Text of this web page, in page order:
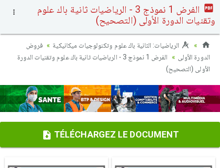
الفرض 1 نموذج 3 - الرياضيات ثانية باك علوم
وتقنيات الدورة الأولى (التصحيح)
الرياضيات: الثانية باك علوم وتكنولوجيات ميكانيكية
فروض
الدورة الأولى
الفرض 1 نموذج 3 - الرياضيات ثانية باك علوم وتقنيات الدورة
الأولى (التصحيح)
TÉLÉCHARGEZ LE DOCUMENT